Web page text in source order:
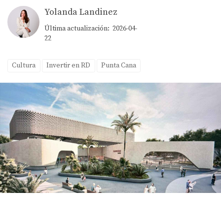
Yolanda Landinez
Última actualización: 2026-04-
22
Cultura Invertir en RD Punta Cana